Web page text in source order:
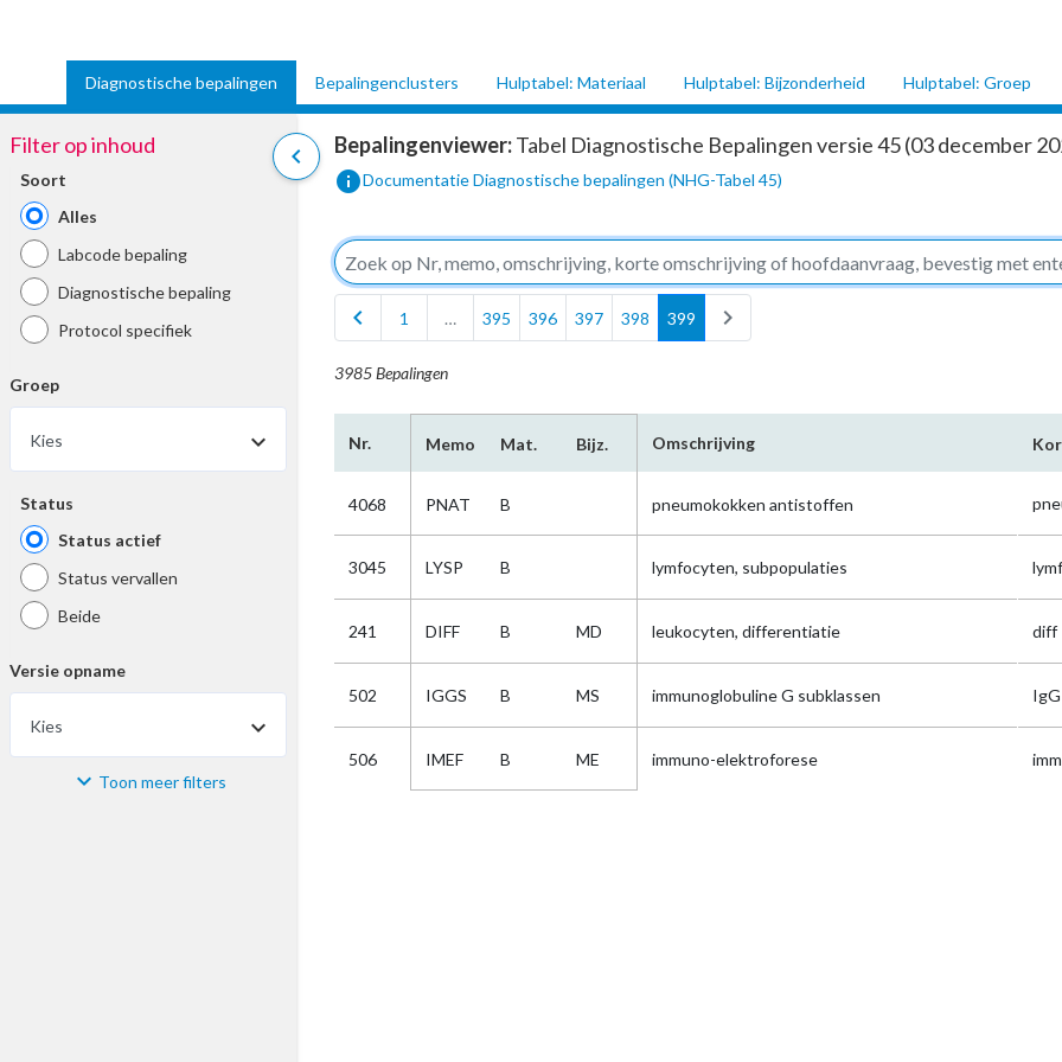
Diagnostische bepalingen Bepalingenclusters Hulptabel: Materiaal Hulptabel: Bijzonderheid Hulptabel: Groep
chevron_left
Filter op inhoud
Soort
Alles
Labcode bepaling
Diagnostische bepaling
Protocol specifiek
Groep
Kies
Status
Status actief
Status vervallen
Beide
Versie opname
Kies
Materiaal Toon meer filters
Bepalingenviewer:Tabel Diagnostische Bepalingen versie 45 (03 december
infoDocumentatie Diagnostische bepalingen (NHG-Tabel 45)
chevron_left
1 … 395 396 397 398 399 chevron_right
3985 Bepalingen
Nr. Memo Mat. Bijz. Omschrijving
4068 PNAT B pneumokokken antistoffen
3045 LYSP B lymfocyten, subpopulaties
241 DIFF B MD leukocyten, differentiatie diff
502 IGGS B MS immunoglobuline G subklassen
506 IMEF B ME immuno-elektroforese